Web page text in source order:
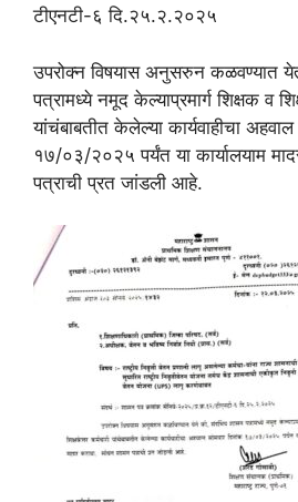
टीएनटी-६ दि.२५.२.२०२५
उपरोक्न विषयास अनुसरुन कळवण्यात
पत्रामध्ये नमूद केल्याप्रमार्ग शिक्षक व
यांचंबाबतीत केलेल्या कार्यवाहीचा
१७/०३/२०२५ पर्यंत या कार्यालयाम
पत्राची प्रत जांडली आहे.